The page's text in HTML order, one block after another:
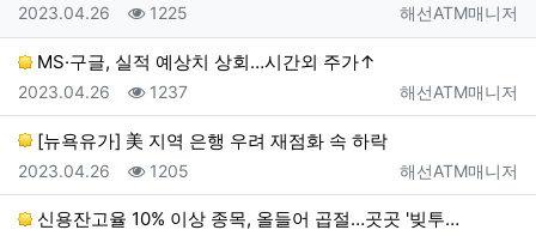
등록자
해선ATM매니저
등록일
2023.04.26 조회
1225
MS·구글, 실적 예상치 상회…시간외 주가↑
등록자
해선ATM매니저
등록일
2023.04.26 조회
1237
[뉴욕유가] 美 지역 은행 우려 재점화 속 하락
등록자
해선ATM매니저
등록일
2023.04.26 조회
1205
신용잔고율 10% 이상 종목, 올들어 곱절…곳곳 '빚투…